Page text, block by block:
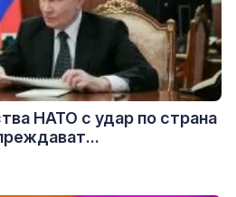
НАТО с удар по страна